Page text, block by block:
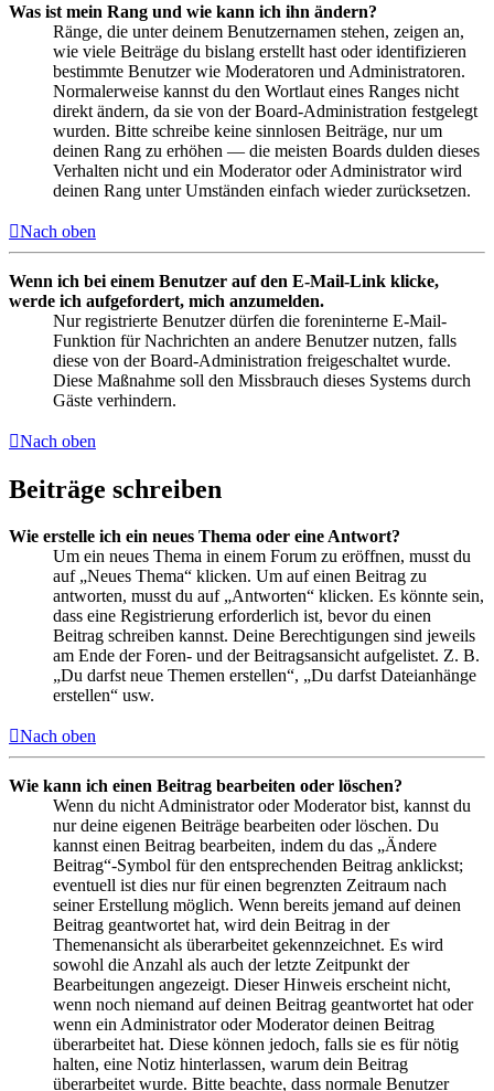
Was ist mein Rang und wie kann ich ihn ändern?
Ränge, die unter deinem Benutzernamen stehen, zeigen an,
wie viele Beiträge du bislang erstellt hast oder identifizieren
bestimmte Benutzer wie Moderatoren und Administratoren.
Normalerweise kannst du den Wortlaut eines Ranges nicht
direkt ändern, da sie von der Board-Administration festgelegt
wurden. Bitte schreibe keine sinnlosen Beiträge, nur um
deinen Rang zu erhöhen — die meisten Boards dulden dieses
Verhalten nicht und ein Moderator oder Administrator wird
deinen Rang unter Umständen einfach wieder zurücksetzen.
Nach oben
Wenn ich bei einem Benutzer auf den E-Mail-Link klicke,
werde ich aufgefordert, mich anzumelden.
Nur registrierte Benutzer dürfen die foreninterne E-Mail-
Funktion für Nachrichten an andere Benutzer nutzen, falls
diese von der Board-Administration freigeschaltet wurde.
Diese Maßnahme soll den Missbrauch dieses Systems durch
Gäste verhindern.
Nach oben
Beiträge schreiben
Wie erstelle ich ein neues Thema oder eine Antwort?
Um ein neues Thema in einem Forum zu eröffnen, musst du
auf „Neues Thema“ klicken. Um auf einen Beitrag zu
antworten, musst du auf „Antworten“ klicken. Es könnte sein,
dass eine Registrierung erforderlich ist, bevor du einen
Beitrag schreiben kannst. Deine Berechtigungen sind jeweils
am Ende der Foren- und der Beitragsansicht aufgelistet. Z. B.
„Du darfst neue Themen erstellen“, „Du darfst Dateianhänge
erstellen“ usw.
Nach oben
Wie kann ich einen Beitrag bearbeiten oder löschen?
Wenn du nicht Administrator oder Moderator bist, kannst du
nur deine eigenen Beiträge bearbeiten oder löschen. Du
kannst einen Beitrag bearbeiten, indem du das „Ändere
Beitrag“-Symbol für den entsprechenden Beitrag anklickst;
eventuell ist dies nur für einen begrenzten Zeitraum nach
seiner Erstellung möglich. Wenn bereits jemand auf deinen
Beitrag geantwortet hat, wird dein Beitrag in der
Themenansicht als überarbeitet gekennzeichnet. Es wird
sowohl die Anzahl als auch der letzte Zeitpunkt der
Bearbeitungen angezeigt. Dieser Hinweis erscheint nicht,
wenn noch niemand auf deinen Beitrag geantwortet hat oder
wenn ein Administrator oder Moderator deinen Beitrag
überarbeitet hat. Diese können jedoch, falls sie es für nötig
halten, eine Notiz hinterlassen, warum dein Beitrag
überarbeitet wurde. Bitte beachte, dass normale Benutzer